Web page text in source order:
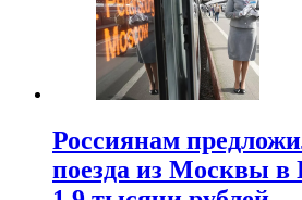
Россиянам
поезда из Москвы в